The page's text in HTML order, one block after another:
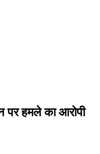
हमले का आरोपी